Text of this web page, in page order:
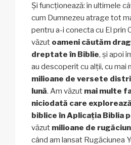
Și funcționează: în ultimele
cum Dumnezeu atrage tot
pentru a-i conecta cu El prin
văzut oameni căutăm
dreptate în Biblie, și apoi
au descoperit cu alții, cu mai
milioane de versete
lună. Am văzut mai multe
niciodată care
biblice în Aplicația Biblia
văzut milioane de
când am lansat Rugăciunea